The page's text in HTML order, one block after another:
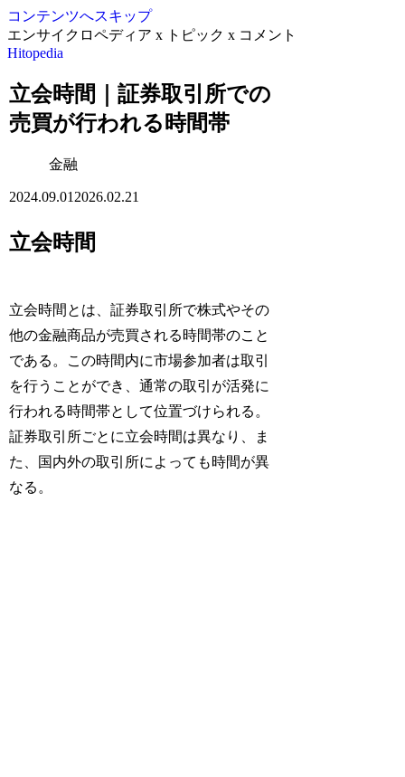
コンテンツへスキップ
エンサイクロペディア x トピック x コメント
Hitopedia
立会時間｜証券取引所での
売買が行われる時間帯
金融
2024.09.01 2026.02.21
立会時間
立会時間とは、証券取引所で株式やその
他の金融商品が売買される時間帯のこと
である。この時間内に市場参加者は取引
を行うことができ、通常の取引が活発に
行われる時間帯として位置づけられる。
証券取引所ごとに立会時間は異なり、ま
た、国内外の取引所によっても時間が異
なる。